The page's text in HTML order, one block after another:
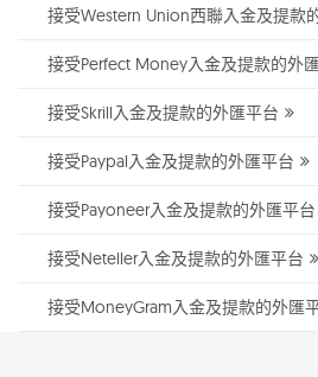
接受Western Union西聯入金及提款
接受Perfect Money入金及提款的外
接受Skrill入金及提款的外匯平台
接受Paypal入金及提款的外匯平台
接受Payoneer入金及提款的外匯平台
接受Neteller入金及提款的外匯平台
接受MoneyGram入金及提款的外匯